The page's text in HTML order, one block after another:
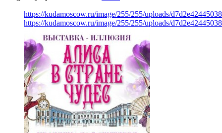
https://kudamoscow.ru/image/255/255/uploads/
https://kudamoscow.ru/image/255/255/uploads/